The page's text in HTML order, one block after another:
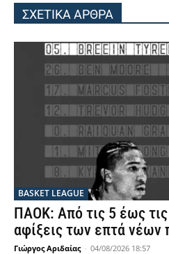
ΣΧΕΤΙΚΑ ΑΡΘΡΑ
BASKET LEAGUE
ΠΑΟΚ: Από τις 5 έως
αφίξεις των επτά νέων
Γιώργος Αριδαίας - 04/08/2026 18:57